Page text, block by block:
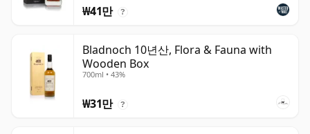
₩41만 ?
Bladnoch 10년산, Flora & Fauna with
Wooden Box
700ml • 43%
₩31만 ?